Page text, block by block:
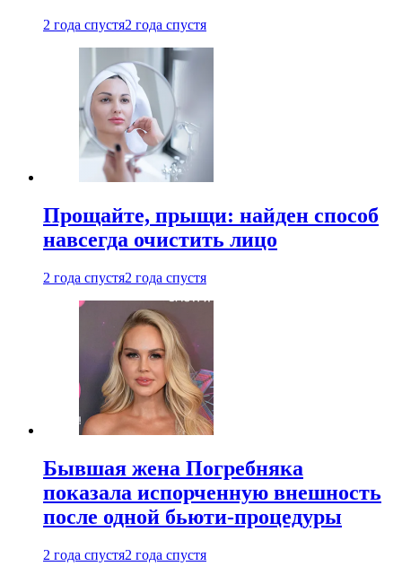
2 года спустя2 года спустя
Прощайте, прыщи: найден способ
навсегда очистить лицо
2 года спустя2 года спустя
Бывшая жена Погребняка
показала испорченную внешность
после одной бьюти-процедуры
2 года спустя2 года спустя